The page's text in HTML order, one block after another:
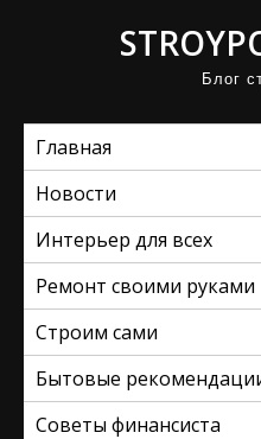
Блог
Главная
Новости
Интерьер для всех
Ремонт своими руками
Строим сами
Бытовые
Советы финансиста